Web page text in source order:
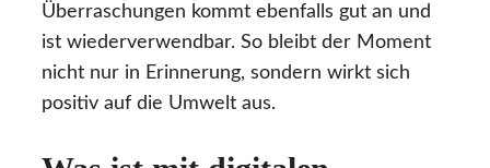
Überraschungen kommt ebenfalls gut an und
ist wiederverwendbar. So bleibt der Moment
nicht nur in Erinnerung, sondern wirkt sich
positiv auf die Umwelt aus.